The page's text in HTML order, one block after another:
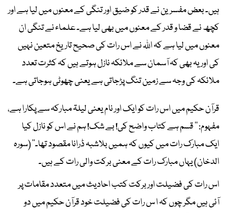
ہیں۔ بعض مفسرین نے قدر کو ضیق اور تنگی کے معنوں میں لیا ہے اور
کچھ نے قضا و قدر کے معنوں میں بھی لیا ہے۔ علماء نے تنگی ان
معنوں میں لیا ہے کہ اﷲ نے اس رات کی صحیح تاریخ متعین نہیں
کی اور یہ بھی کہ آسمان سے ملائکہ نازل ہوتے ہیں کہ کثرت تعدد
ملائکہ کی وجہ سے زمین تنگ پڑجاتی ہے یعنی چھوٹی ہوجاتی ہے۔
قرآن حکیم میں اس رات کو ایک اور نام یعنی لیلۃ مبارکہ سے پکارا ہے،
مفہوم: ’’ قسم ہے کتاب واضح کی! بے شک! ہم نے اس کو نازل کیا
ایک مبارک رات میں کیوں کہ ہمیں بلاشبہ ڈرانا مقصود تھا۔‘‘ (سورہ
الدخان) یہاں مبارک رات کے معنی برکت والی رات کے ہیں۔
اس رات کی فضیلت اور برکت کتب احادیث میں متعدد مقامات پر
آئی ہیں مگر چوں کہ ا س رات کی فضیلت خود قرآن حکیم میں دو